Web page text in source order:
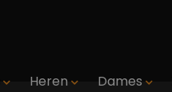
Heren Dames